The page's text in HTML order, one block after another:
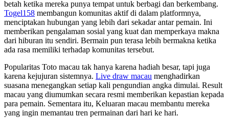
betah ketika mereka punya tempat untuk berbagi dan berkembang.
Togel158 membangun komunitas aktif di dalam platformnya,
menciptakan hubungan yang lebih dari sekadar antar pemain. Ini
memberikan pengalaman sosial yang kuat dan memperkaya makna
dari hiburan itu sendiri. Bermain pun terasa lebih bermakna ketika
ada rasa memiliki terhadap komunitas tersebut.
Popularitas Toto macau tak hanya karena hadiah besar, tapi juga
karena kejujuran sistemnya. Live draw macau menghadirkan
suasana menegangkan setiap kali pengundian angka dimulai. Result
macau yang diumumkan secara resmi memberikan kepastian kepada
para pemain. Sementara itu, Keluaran macau membantu mereka
yang ingin memantau tren permainan dari hari ke hari.